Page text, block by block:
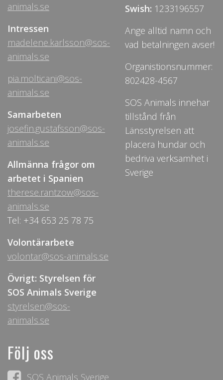
animals.se
Intressen
madelene.karlsson@sos-
animals.se
pia.molticani@sos-
animals.se
Samarbeten
josefin.gustafsson@sos-
animals.se
Allmänna frågor om
arbetet i Spanien
therese.rantzow@sos-
animals.se
Tel: +34 653 25 78 75
Volontärarbete
volontar@sos-animals.se
Övrigt: Styrelsen för
SOS Animals Sverige
styrelsen@sos-
animals.se
Swish: 1233196557
Ange alltid namn och
vad betalningen avser!
Organistionsnummer:
802428-4567
SOS Animals innehar
tillstånd från
Länsstyrelsen att
placera hundar och
bedriva verksamhet i
Sverige
Följ oss
SOS Animals Sverige